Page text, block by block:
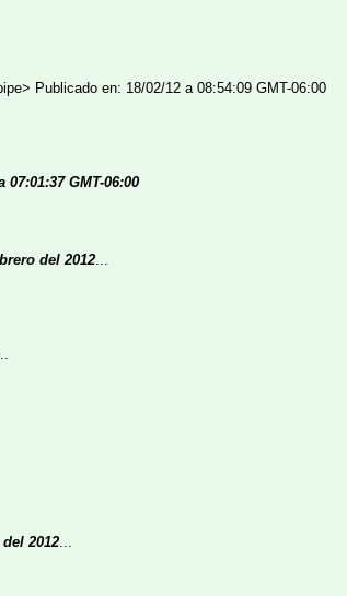
Publicado en: 18/02/12 a 08:54:09 GMT-06:00
GMT-06:00
del 2012...
2012...